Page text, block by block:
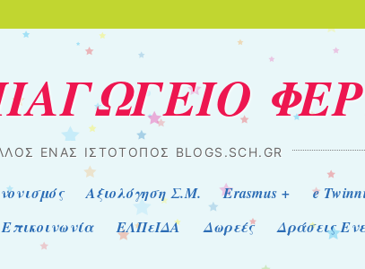
ΈΝΑΣ ΙΣΤΌΤΟΠΟΣ BLOGS.SCH.GR
Αξιολόγηση Σ.Μ. Erasmus + e
Επικοινωνία ΕΛΠεΙΔΑ Δωρεές Δράσεις